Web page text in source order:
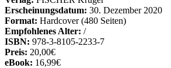
Erscheinungsdatum: 30. Dezember 2020
Format: Hardcover (480 Seiten)
Empfohlenes Alter: /
ISBN: 978-3-8105-2233-7
Preis: 20,00€
eBook: 16,99€